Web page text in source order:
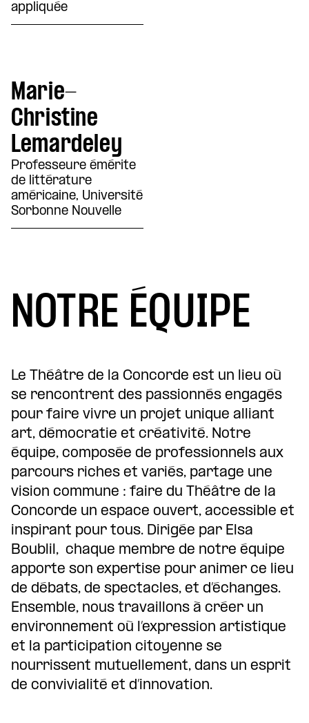
appliquée
Marie-
Christine
Lemardeley
Professeure émérite
de littérature
américaine, Université
Sorbonne Nouvelle
NOTRE ÉQUIPE
Le Théâtre de la Concorde est un lieu où
se rencontrent des passionnés engagés
pour faire vivre un projet unique alliant
art, démocratie et créativité. Notre
équipe, composée de professionnels aux
parcours riches et variés, partage une
vision commune : faire du Théâtre de la
Concorde un espace ouvert, accessible et
inspirant pour tous. Dirigée par Elsa
Boublil, chaque membre de notre équipe
apporte son expertise pour animer ce lieu
de débats, de spectacles, et d’échanges.
Ensemble, nous travaillons à créer un
environnement où l’expression artistique
et la participation citoyenne se
nourrissent mutuellement, dans un esprit
de convivialité et d’innovation.